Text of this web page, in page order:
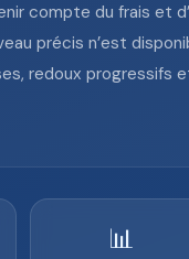
compte du frais et
précis n’est
redoux progressifs
📊